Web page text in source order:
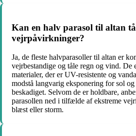
Kan en halv parasol til altan
vejrpåvirkninger?
Ja, de fleste halvparasoller til altan er
vejrbestandige og tåle regn og vind. De
materialer, der er UV-resistente og
modstå langvarig eksponering for sol
beskadiget. Selvom de er holdbare,
parasollen ned i tilfælde af ekstreme
blæst eller storm.